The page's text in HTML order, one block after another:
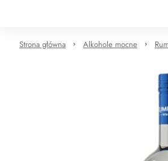
Strona główna Alkohole mocne